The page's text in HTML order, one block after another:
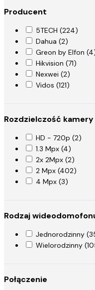
posesji.
Producent
5TECH (224)
Dahua (2)
Greon by Elfon
Hikvision (71)
Nexwei (2)
Vidos (121)
Rozdzielczość kamery
HD - 720p (2)
1.3 Mpx (4)
2x 2Mpx (2)
2 Mpx (402)
4 Mpx (3)
Rodzaj
Jednorodzinny
Wielorodzinny
Połączenie